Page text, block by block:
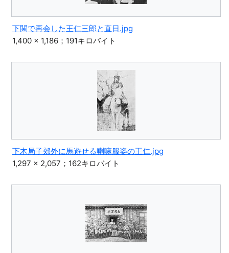
下関で再会した王仁三郎と直日.jpg
1,400 × 1,186；191キロバイト
下木局子郊外に馬遊せる喇嘛服姿の王仁.jpg
1,297 × 2,057；162キロバイト